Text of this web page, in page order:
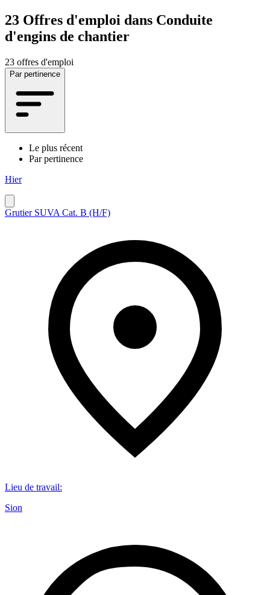
23 Offres d'emploi dans Conduite
d'engins de chantier
23 offres d'emploi
Par pertinence
Le plus récent
Par pertinence
Hier
Grutier SUVA Cat. B (H/F)
Lieu de travail:
Sion